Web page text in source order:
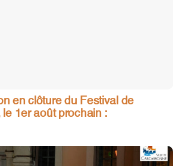
en clôture du Festival de
1er août prochain :